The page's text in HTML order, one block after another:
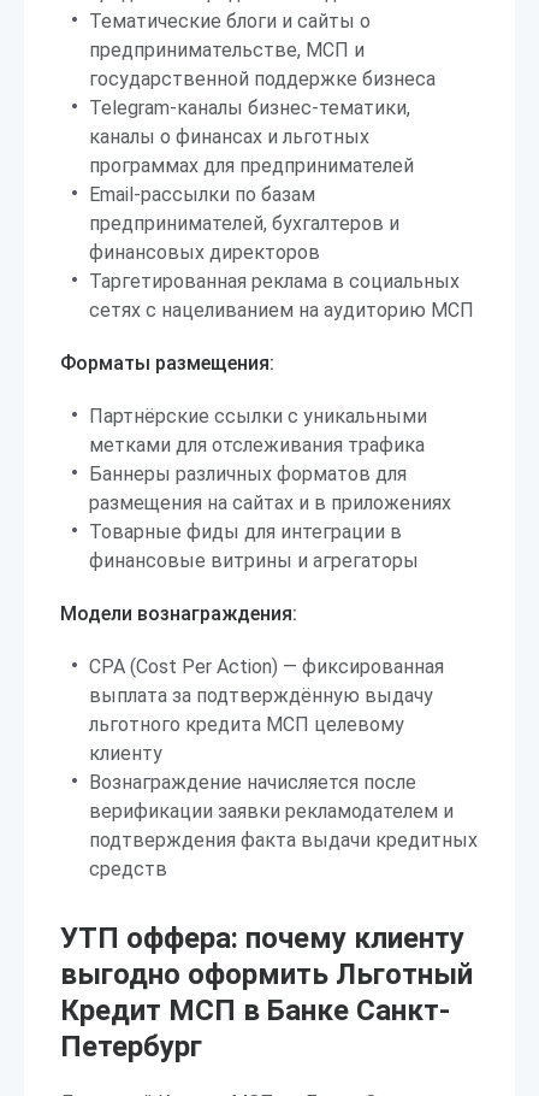
Тематические блоги и сайты о
предпринимательстве, МСП и
государственной поддержке бизнеса
Telegram-каналы бизнес-тематики,
каналы о финансах и льготных
программах для предпринимателей
Email-рассылки по базам
предпринимателей, бухгалтеров и
финансовых директоров
Таргетированная реклама в социальных
сетях с нацеливанием на аудиторию МСП
Форматы размещения:
Партнёрские ссылки с уникальными
метками для отслеживания трафика
Баннеры различных форматов для
размещения на сайтах и в приложениях
Товарные фиды для интеграции в
финансовые витрины и агрегаторы
Модели вознаграждения:
CPA (Cost Per Action) — фиксированная
выплата за подтверждённую выдачу
льготного кредита МСП целевому
клиенту
Вознаграждение начисляется после
верификации заявки рекламодателем и
подтверждения факта выдачи кредитных
средств
УТП оффера: почему клиенту
выгодно оформить Льготный
Кредит МСП в Банке Санкт-
Петербург